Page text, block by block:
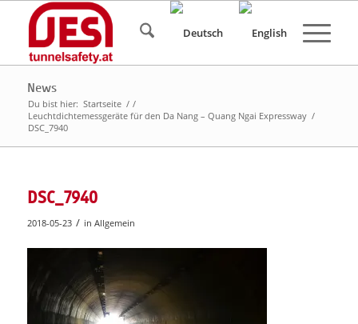
News
Du bist hier: Startseite / /
Leuchtdichtemessgeräte für den Da Nang – Quang Ngai Expressway /
DSC_7940
DSC_7940
2018-05-23 / in Allgemein